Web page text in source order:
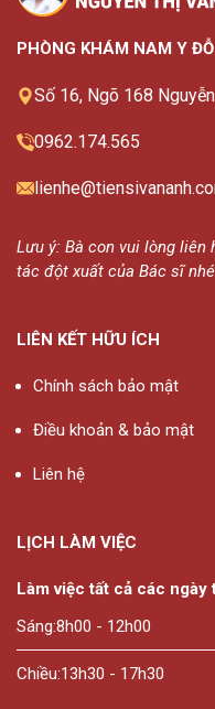
PHÒNG KHÁM NAM Y
Số 16, Ngõ 168
0962.174.565
Lưu ý: Bà con vui lòng
tác đột xuất của Bác sĩ
LIÊN KẾT HỮU ÍCH
Chính sách bảo mật
Điều khoản & bảo mật
Liên hệ
LỊCH LÀM VIỆC
Làm việc tất cả các ngày
Sáng:8h00 - 12h00
Chiều:13h30 - 17h30